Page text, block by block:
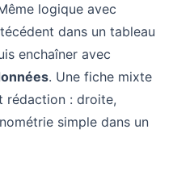
logique avec
dans un tableau
enchaîner avec
. Une fiche mixte
rédaction : droite,
simple dans un